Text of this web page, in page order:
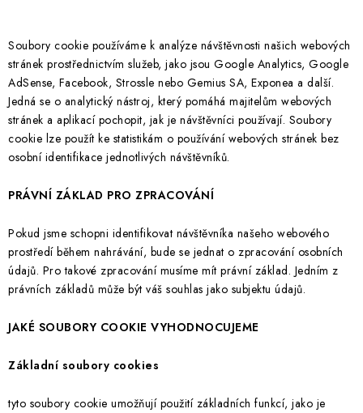
Soubory cookie používáme k analýze návštěvnosti našich webových
stránek prostřednictvím služeb, jako jsou Google Analytics, Google
AdSense, Facebook, Strossle nebo Gemius SA, Exponea a další.
Jedná se o analytický nástroj, který pomáhá majitelům webových
stránek a aplikací pochopit, jak je návštěvníci používají. Soubory
cookie lze použít ke statistikám o používání webových stránek bez
osobní identifikace jednotlivých návštěvníků.
PRÁVNÍ ZÁKLAD PRO ZPRACOVÁNÍ
Pokud jsme schopni identifikovat návštěvníka našeho webového
prostředí během nahrávání, bude se jednat o zpracování osobních
údajů. Pro takové zpracování musíme mít právní základ. Jedním z
právních základů může být váš souhlas jako subjektu údajů.
JAKÉ SOUBORY COOKIE VYHODNOCUJEME
Základní soubory cookies
tyto soubory cookie umožňují použití základních funkcí, jako je